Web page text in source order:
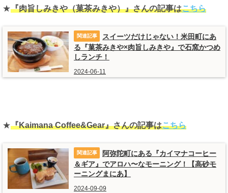
★『肉旨しみきや（菓茶みきや）』さんの記事はこちら
スイーツだけじゃない！米田町にあ
る『菓茶みきや×肉旨しみきや』で石窯かつめ
しランチ！
2024-06-11
★『Kaimana Coffee&Gear』さんの記事はこちら
阿弥陀町にある『カイマナコーヒー
＆ギア』でアロハ〜なモーニング！【高砂モ
ーニングまにあ】
2024-09-09